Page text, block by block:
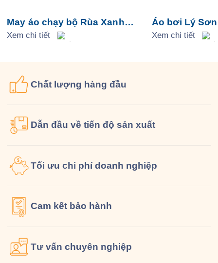
May áo chạy bộ Rùa Xanh
Runner
Xem chi tiết
Áo bơi Lý
biển Lý Sơn
Xem chi tiết
Chất lượng hàng đầu
Dẫn đầu về tiến độ sản xuất
Tối ưu chi phí doanh nghiệp
Cam kết bảo hành
Tư vấn chuyên nghiệp